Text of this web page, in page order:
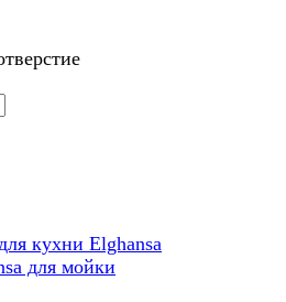
кухни Elghansa
для мойки